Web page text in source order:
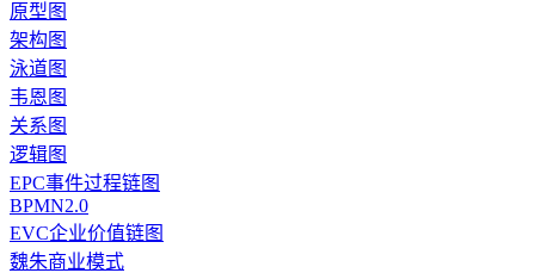
原型图
架构图
泳道图
韦恩图
关系图
逻辑图
EPC事件过程链图
BPMN2.0
EVC企业价值链图
魏朱商业模式